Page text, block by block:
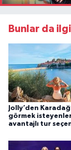
Bunlar da
Jolly’den
görmek
avantajlı tur